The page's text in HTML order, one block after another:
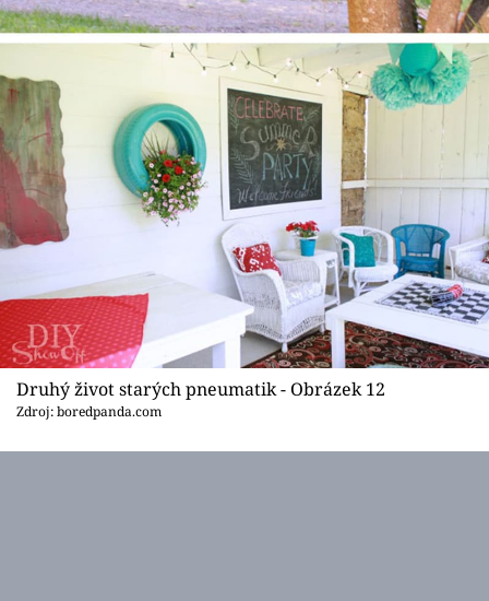
Druhý život starých pneumatik - Obrázek 12
Zdroj: boredpanda.com